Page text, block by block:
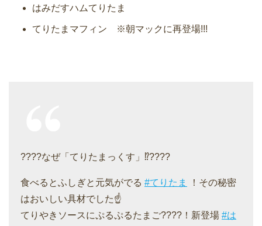
はみだすハムてりたま
てりたまマフィン ※朝マックに再登場!!!
????なぜ「てりたまっくす」⁉????
食べるとふしぎと元気がでる #てりたま
！その秘密
はおいしい具材でした☝️
てりやきソースにぷるぷるたまご????！新登場 #は